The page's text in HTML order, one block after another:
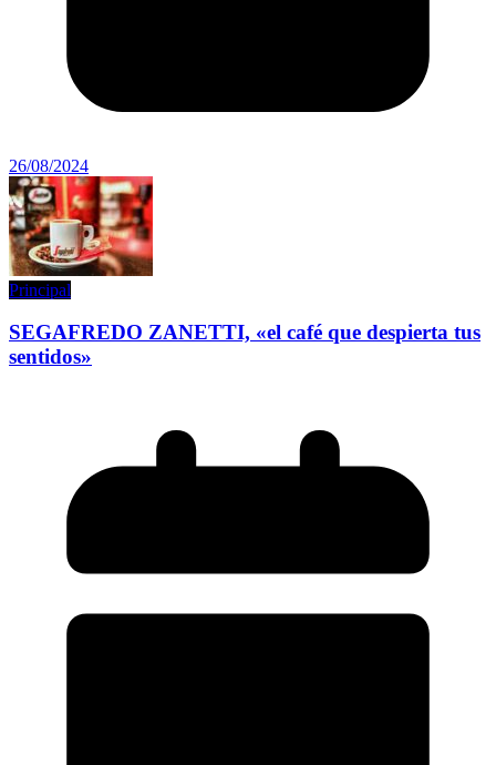
26/08/2024
Principal
SEGAFREDO ZANETTI, «el café que despierta tus
sentidos»